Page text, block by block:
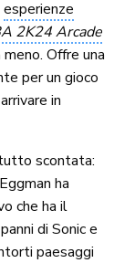
esperienze
2K24 Arcade
Offre una
per un gioco
in
scontata:
ha
che ha il
di Sonic e
paesaggi